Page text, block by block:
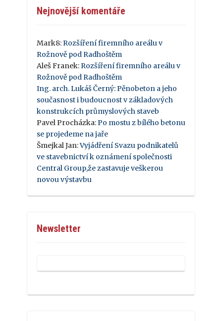
Nejnovější komentáře
Mark8:Rozšíření firemního areálu v
Rožnově pod Radhoštěm
Aleš Franek:Rozšíření firemního areálu v
Rožnově pod Radhoštěm
Ing. arch. Lukáš Černý:Pěnobeton a jeho
současnost i budoucnost v základových
konstrukcích průmyslových staveb
Pavel Procházka:Po mostu z bílého betonu
se projedeme na jaře
Šmejkal Jan:Vyjádření Svazu podnikatelů
ve stavebnictví k oznámení společnosti
Central Group,že zastavuje veškerou
novou výstavbu
Newsletter